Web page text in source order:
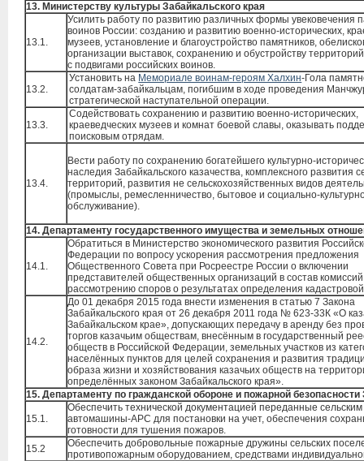
13. Министерству культуры Забайкальского края
13.1.
Усилить работу по развитию различных формы увековечения
воинов России: созданию и развитию военно-исторических,
музеев, установление и благоустройство памятников,
организации выставок, сохранению и обустройству
с подвигами российских воинов.
13.2.
Установить на Мемориале воинам-героям Халхин-Гола
солдатам-забайкальцам, погибшим в ходе проведения
стратегической наступательной операции.
13.3.
Содействовать сохранению и развитию военно-исторических,
краеведческих музеев и комнат боевой славы, оказывать
поисковым отрядам.
13.4.
Вести работу по сохранению богатейшего культурно-
наследия Забайкальского казачества, комплексного развития
территорий, развития не сельскохозяйственных видов
(промыслы, ремесленничество, бытовое и социально-
обслуживание).
14. Департаменту государственного имущества и земельных
14.1.
Обратиться в Министерство экономического развития
Федерации по вопросу ускорения рассмотрения предложения
Общественного Совета при Росреестре России о включении
представителей общественных организаций в состав
рассмотрению споров о результатах определения
14.2.
До 01 декабря 2015 года внести изменения в статью 7 Закона
Забайкальского края от 26 декабря 2011 года № 623-33К «О
Забайкальском крае», допускающих передачу в аренду без
торгов казачьим обществам, внесённым в государственный
обществ в Российской Федерации, земельных участков из
населённых пунктов для целей сохранения и развития
образа жизни и хозяйствования казачьих обществ на
определённых законом Забайкальского края».
15. Департаменту по гражданской обороне и пожарной безопасности
15.1.
Обеспечить технической документацией переданные
автомашины-АРС для постановки на учет, обеспечения
готовности для тушения пожаров.
15.2
Обеспечить добровольные пожарные дружины сельских
противопожарным оборудованием, средствами